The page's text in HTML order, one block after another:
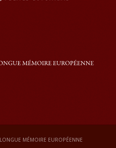
MÉMOIRE EUROPÉENNE